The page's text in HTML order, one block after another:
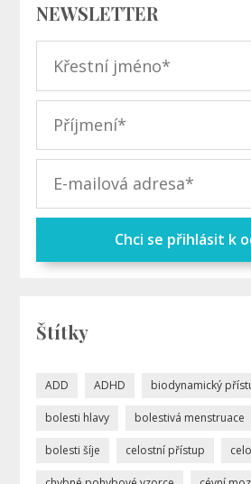
NEWSLETTER
Chci se přihlásit k
Štítky
ADD ADHD biodynamický
bolesti hlavy bolestivá menstruace
bolesti šíje celostní přístup